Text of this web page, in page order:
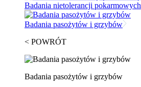
Badania nietolerancji pokarmowych
Badania pasożytów i grzybów
< POWRÓT
Badania pasożytów i grzybów